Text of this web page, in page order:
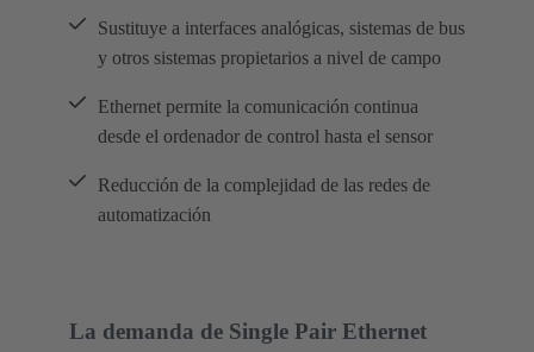
Sustituye a interfaces analógicas, sistemas de bus
y otros sistemas propietarios a nivel de campo
Ethernet permite la comunicación continua
desde el ordenador de control hasta el sensor
Reducción de la complejidad de las redes de
automatización
La demanda de Single Pair Ethernet